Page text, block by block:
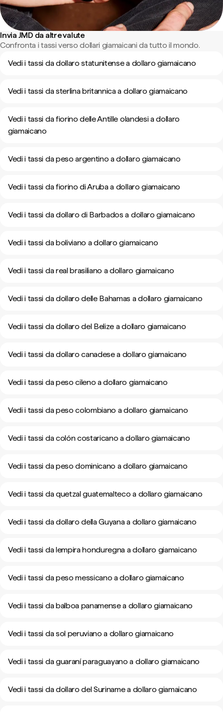
Invia JMD da altre valute
Confronta i tassi verso dollari giamaicani da tutto il mondo.
Vedi i tassi da dollaro statunitense a dollaro giamaicano
Vedi i tassi da sterlina britannica a dollaro giamaicano
Vedi i tassi da fiorino delle Antille olandesi a dollaro
giamaicano
Vedi i tassi da peso argentino a dollaro giamaicano
Vedi i tassi da fiorino di Aruba a dollaro giamaicano
Vedi i tassi da dollaro di Barbados a dollaro giamaicano
Vedi i tassi da boliviano a dollaro giamaicano
Vedi i tassi da real brasiliano a dollaro giamaicano
Vedi i tassi da dollaro delle Bahamas a dollaro giamaicano
Vedi i tassi da dollaro del Belize a dollaro giamaicano
Vedi i tassi da dollaro canadese a dollaro giamaicano
Vedi i tassi da peso cileno a dollaro giamaicano
Vedi i tassi da peso colombiano a dollaro giamaicano
Vedi i tassi da colón costaricano a dollaro giamaicano
Vedi i tassi da peso dominicano a dollaro giamaicano
Vedi i tassi da quetzal guatemalteco a dollaro giamaicano
Vedi i tassi da dollaro della Guyana a dollaro giamaicano
Vedi i tassi da lempira honduregna a dollaro giamaicano
Vedi i tassi da peso messicano a dollaro giamaicano
Vedi i tassi da balboa panamense a dollaro giamaicano
Vedi i tassi da sol peruviano a dollaro giamaicano
Vedi i tassi da guaraní paraguayano a dollaro giamaicano
Vedi i tassi da dollaro del Suriname a dollaro giamaicano